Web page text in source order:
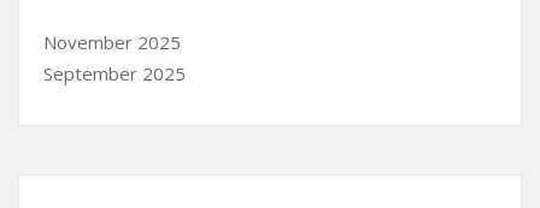
November 2025
September 2025